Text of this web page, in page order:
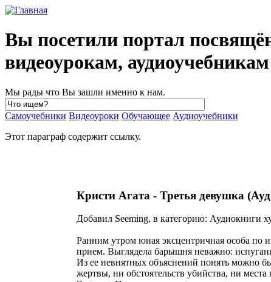
Вы посетили портал
видеоурокам,
Мы рады что Вы зашли именно к нам.
Самоучебники Видеоуроки Обучающее Аудиоучебники
Этот параграф содержит ссылку.
Кристи Агата - Третья девушка
Добавил Seeming, в категорию: Аудиокниги
Ранним утром юная эксцентричная особа
прием. Выглядела барышня неважно:
Из ее невнятных объяснений понять можно
жертвы, ни обстоятельств убийства, ни